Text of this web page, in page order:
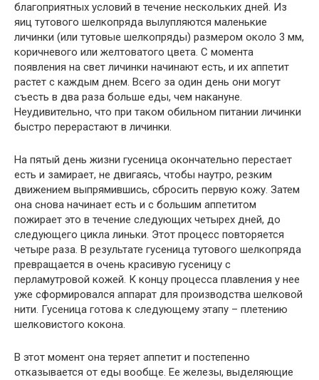
благоприятных условий в течение нескольких дней. Из
яиц тутового шелкопряда вылупляются маленькие
личинки (или тутовые шелкопряды) размером около 3 мм,
коричневого или желтоватого цвета. С момента
появления на свет личинки начинают есть, и их аппетит
растет с каждым днем. Всего за один день они могут
съесть в два раза больше еды, чем накануне.
Неудивительно, что при таком обильном питании личинки
быстро перерастают в личинки.
На пятый день жизни гусеница окончательно перестает
есть и замирает, не двигаясь, чтобы наутро, резким
движением выпрямившись, сбросить первую кожу. Затем
она снова начинает есть и с большим аппетитом
пожирает это в течение следующих четырех дней, до
следующего цикла линьки. Этот процесс повторяется
четыре раза. В результате гусеница тутового шелкопряда
превращается в очень красивую гусеницу с
перламутровой кожей. К концу процесса плавления у нее
уже сформировался аппарат для производства шелковой
нити. Гусеница готова к следующему этапу – плетению
шелковистого кокона.
В этот момент она теряет аппетит и постепенно
отказывается от еды вообще. Ее железы, выделяющие